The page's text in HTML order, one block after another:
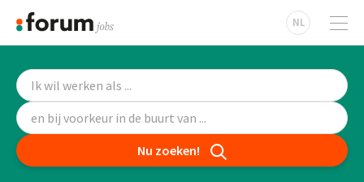
NL
Nu zoeken!